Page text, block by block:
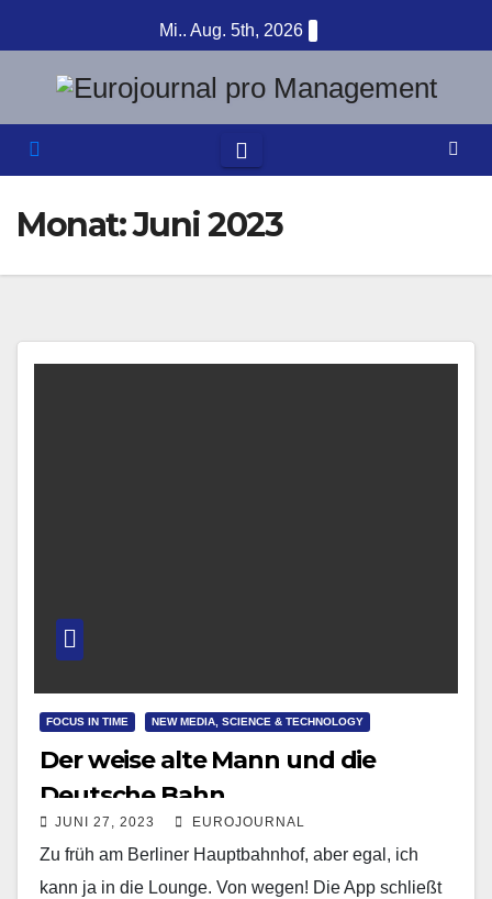
Inhalt
springen
Mi.. Aug. 5th, 2026
Monat:Juni 2023
FOCUS IN TIME NEW MEDIA, SCIENCE & TECHNOLOGY
Der weise alte Mann und die
Deutsche Bahn
JUNI 27, 2023 EUROJOURNAL
Zu früh am Berliner Hauptbahnhof, aber egal, ich
kann ja in die Lounge. Von wegen! Die App schließt